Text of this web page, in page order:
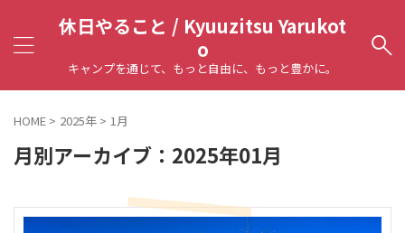
休日やること / Kyuuzitsu Yarukot
o
キャンプを通じて、もっと自由に、もっと豊かに。
HOME > 2025年 > 1月
月別アーカイブ：2025年01月